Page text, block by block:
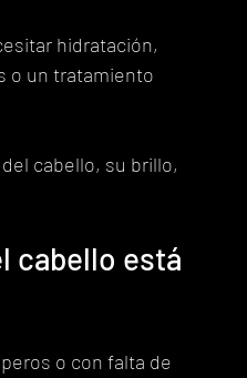
hidratación,
o un tratamiento
cabello, su brillo,
cabello está
o con falta de